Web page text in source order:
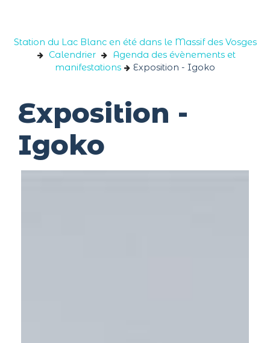
Station du Lac Blanc en été dans le Massif des Vosges
Calendrier
Agenda des évènements et
manifestations
Exposition - Igoko
Exposition -
Igoko